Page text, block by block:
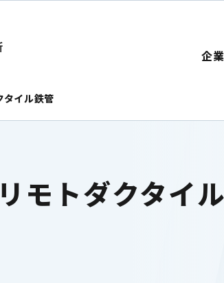
企
タイル鉄管
モトダクタイ